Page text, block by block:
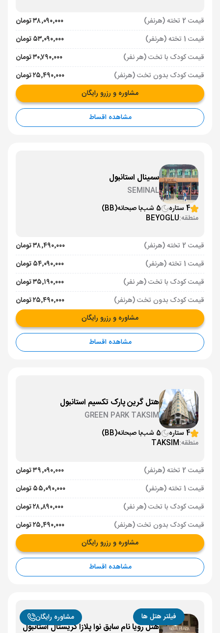
فیلتر هتل ها
قیمت 2 تخته (هرنفر)
۳۸٬۰۹۰٬۰۰۰ تومان
قیمت 1 تخته (هرنفر)
۵۳٬۰۹۰٬۰۰۰ تومان
قیمت کودک با تخت (هر نفر)
۳۰٬۷۹۰٬۰۰۰ تومان
قیمت کودک بدون تخت (هرنفر)
۲۵٬۴۹۰٬۰۰۰ تومان
مشاوره و رزرو رایگان
مشاهده اقساط
سمینال استانبول
SEMINAL
4 ستاره
5 شب با صبحانه(BB)
منطقه:BEYOGLU
قیمت 2 تخته (هرنفر)
۳۸٬۴۹۰٬۰۰۰ تومان
قیمت 1 تخته (هرنفر)
۵۴٬۰۹۰٬۰۰۰ تومان
قیمت کودک با تخت (هر نفر)
۳۵٬۱۹۰٬۰۰۰ تومان
قیمت کودک بدون تخت (هرنفر)
۲۵٬۴۹۰٬۰۰۰ تومان
مشاوره و رزرو رایگان
مشاهده اقساط
هتل گرین پارک تکسیم استانبول
GREEN PARK TAKSIM
4 ستاره
5 شب با صبحانه(BB)
منطقه:TAKSIM
قیمت 2 تخته (هرنفر)
۳۹٬۰۹۰٬۰۰۰ تومان
قیمت 1 تخته (هرنفر)
۵۵٬۰۹۰٬۰۰۰ تومان
قیمت کودک با تخت (هر نفر)
۲۸٬۸۹۰٬۰۰۰ تومان
قیمت کودک بدون تخت (هرنفر)
۲۵٬۴۹۰٬۰۰۰ تومان
مشاوره و رزرو رایگان
مشاهده اقساط
هتل رویا نام سابق نوا پلازا کریستال استانبول
مشاوره رایگان